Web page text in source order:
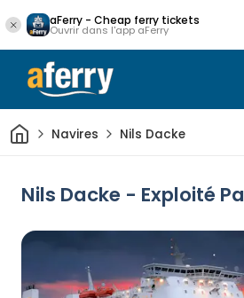
aFerry - Cheap ferry tickets
Ouvrir dans l'app aFerry
Maison
Navires Nils Dacke
Nils Dacke - Exploité